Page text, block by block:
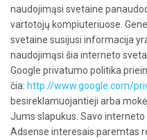
naudojimąsi svetaine
vartotojų kompiuteriuose.
svetaine susijusi informacija
naudojimąsi šia interneto
Google privatumo politika
čia: http://www.google.com/
besireklamuojantieji arba
Jums slapukus. Savo
Adsense interesais paremtas